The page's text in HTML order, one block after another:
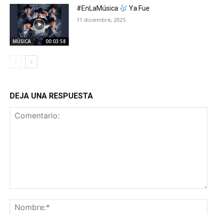
MÚSICA 00:03:58
#EnLaMúsica Ya Fue
11 diciembre, 2025
DEJA UNA RESPUESTA